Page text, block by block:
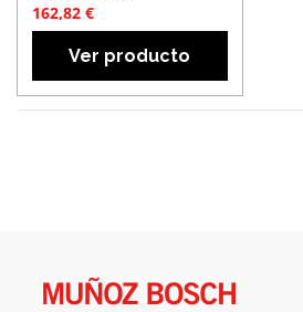
162,82 €
Ver producto